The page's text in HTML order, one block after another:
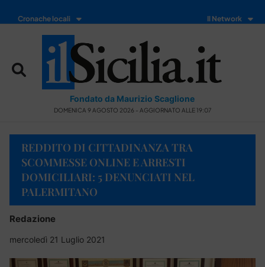
Cronache locali Il Network
Fondato da Maurizio Scaglione
DOMENICA 9 AGOSTO 2026 - AGGIORNATO ALLE 19:07
REDDITO DI CITTADINANZA TRA
SCOMMESSE ONLINE E ARRESTI
DOMICILIARI: 5 DENUNCIATI NEL
PALERMITANO
Redazione
mercoledì 21 Luglio 2021